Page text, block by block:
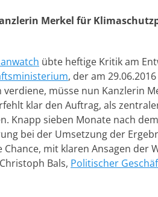
Merkel für
übte heftige Kritik am
, der am
müsse nun Kanzlerin
klar den Auftrag, als
Knapp sieben Monate nach
bei der Umsetzung der
mit klaren Ansagen der
Bals, Politischer